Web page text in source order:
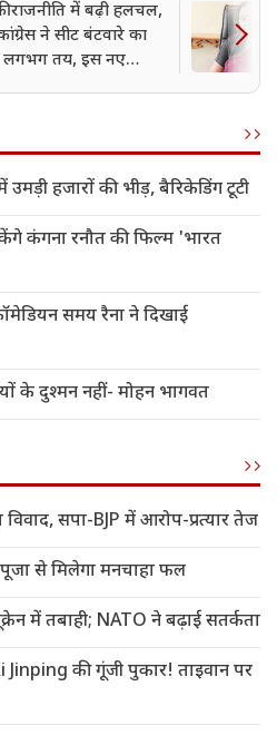
राजनीति में बढ़ी हलचल,
ने सीट बंटवारे का
लगभग तय, इस नए
हजारों की भीड़, बैरिकेडिंग टूटी
कंगना रनौत की फिल्म 'भारत
समय रैना ने दिखाई
के दुश्मन नहीं- मोहन भागवत
विवाद, सपा-BJP में आरोप-प्रत्यार तेज
से मिलेगा मनचाहा फल
में तबाही; NATO ने बढ़ाई सतर्कता
की गूंजी पुकार! ताइवान पर